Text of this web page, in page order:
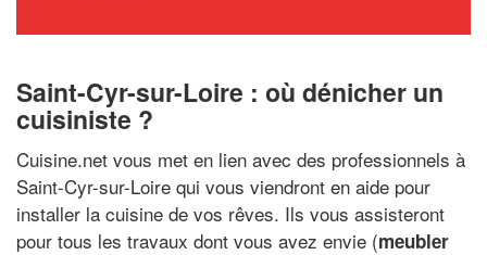
Saint-Cyr-sur-Loire : où dénicher un
cuisiniste ?
Cuisine.net vous met en lien avec des professionnels à
Saint-Cyr-sur-Loire qui vous viendront en aide pour
installer la cuisine de vos rêves. Ils vous assisteront
pour tous les travaux dont vous avez envie (meubler